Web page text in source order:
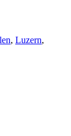
, Luzern,